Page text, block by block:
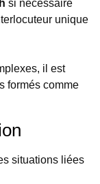
si nécessaire
unique
il est
formés comme
situations liées